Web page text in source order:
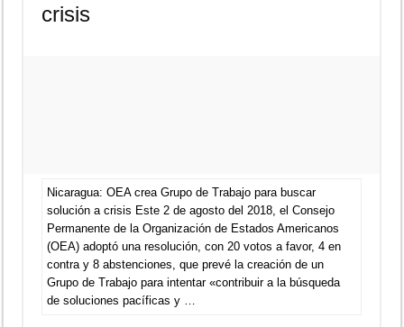
crisis
Nicaragua: OEA crea Grupo de Trabajo para buscar
solución a crisis Este 2 de agosto del 2018, el Consejo
Permanente de la Organización de Estados Americanos
(OEA) adoptó una resolución, con 20 votos a favor, 4 en
contra y 8 abstenciones, que prevé la creación de un
Grupo de Trabajo para intentar «contribuir a la búsqueda
de soluciones pacíficas y …